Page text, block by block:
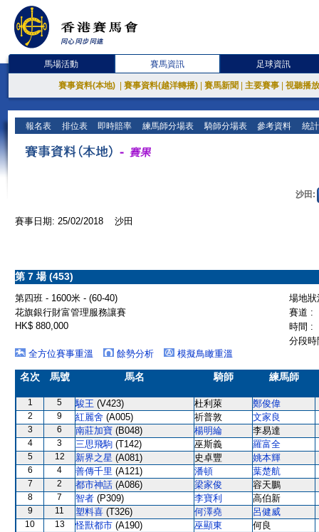
馬場活動 賽馬資訊 足球資訊
賽事資料(本地) 賽事資料(越洋轉播) 賽馬新聞 主要賽事 視聽播
報名表 排位表 即時賠率 練馬師分場表 騎師分場表 參考資料 統
沙田:
賽事日期: 25/02/2018 沙田
第 7 場 (453)
第四班 - 1600米 - (60-40)
場地
花旗銀行財富管理服務讓賽
賽道 :
HK$ 880,000
時間 :
分段
全方位賽事重溫
餘勢分析 模擬鳥瞰重溫
名次 馬號 馬名 騎師 練馬師
1 5 駿王 (V423) 杜利萊 鄭俊偉
2 9 紅麗舍 (A005) 祈普敦 文家良
3 6 南莊加寶 (B048) 楊明綸 李易達
4 3 三思飛駒 (T142) 巫斯義 羅富全
5 12 新界之星 (A081) 史卓豐 姚本輝
6 4 善傳千里 (A121) 潘頓 葉楚航
7 2 都市神話 (A086) 梁家俊 容天鵬
8 7 智者 (P309) 李寶利 高伯新
9 11 塑料喜 (T326) 何澤堯 呂健威
10 13 怪獸都市 (A190) 巫顯東 何良